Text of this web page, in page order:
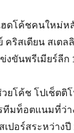
ดโค้ชคนใหม่ห
ริสเตียน สเตล
ขันพรีเมียร์ลีก
โค้ช โปเช็ตติ
มท็อตแนมที่ว่า
ปอร์สระหว่าง